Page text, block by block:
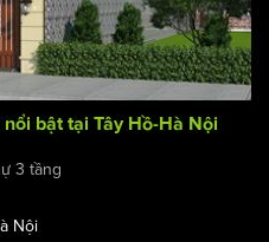
bật tại Tây Hồ-Hà Nội
3 tầng
Nội